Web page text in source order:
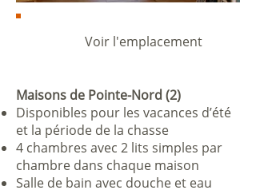
Voir l'emplacement
Maisons de Pointe-Nord (2)
Disponibles pour les vacances d’été
et la période de la chasse
4 chambres avec 2 lits simples par
chambre dans chaque maison
Salle de bain avec douche et eau